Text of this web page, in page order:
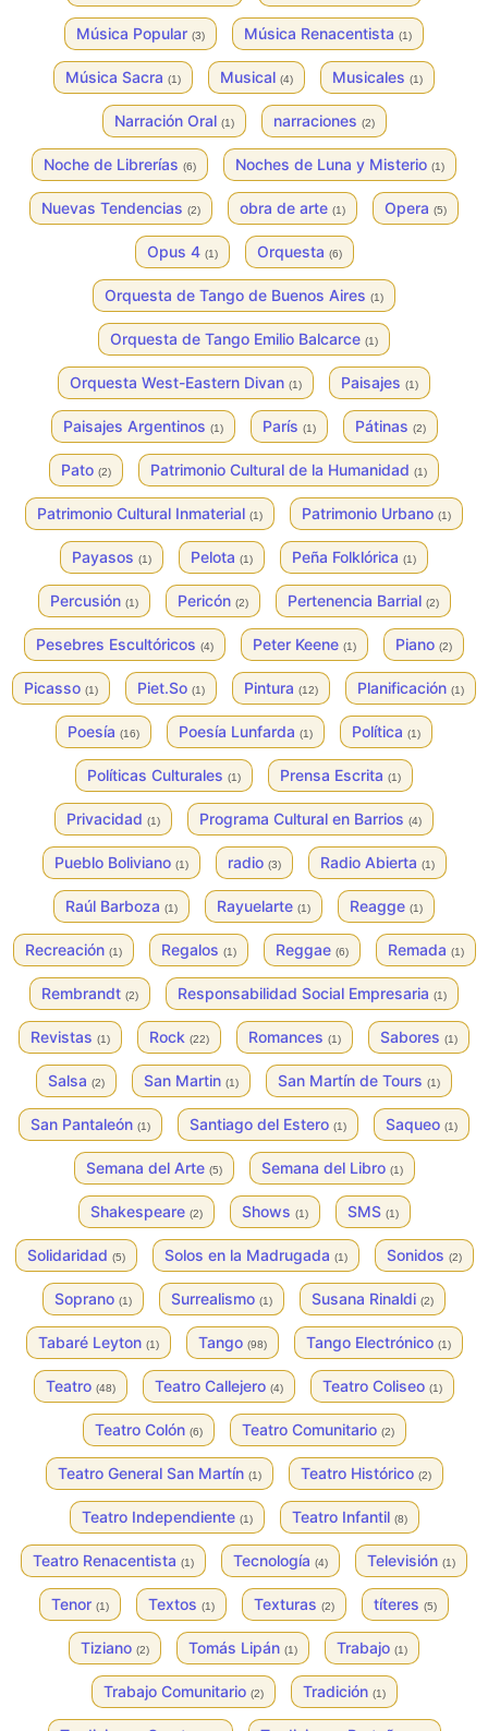
Música Popular (3) Música Renacentista (1)
Música Sacra (1) Musical (4) Musicales (1)
Narración Oral (1) narraciones (2)
Noche de Librerías (6) Noches de Luna y Misterio (1)
Nuevas Tendencias (2) obra de arte (1) Opera (5)
Opus 4 (1) Orquesta (6)
Orquesta de Tango de Buenos Aires (1)
Orquesta de Tango Emilio Balcarce (1)
Orquesta West-Eastern Divan (1) Paisajes (1)
Paisajes Argentinos (1) París (1) Pátinas (2)
Pato (2) Patrimonio Cultural de la Humanidad (1)
Patrimonio Cultural Inmaterial (1) Patrimonio Urbano (1)
Payasos (1) Pelota (1) Peña Folklórica (1)
Percusión (1) Pericón (2) Pertenencia Barrial (2)
Pesebres Escultóricos (4) Peter Keene (1) Piano (2)
Picasso (1) Piet.So (1) Pintura (12) Planificación (1)
Poesía (16) Poesía Lunfarda (1) Política (1)
Políticas Culturales (1) Prensa Escrita (1)
Privacidad (1) Programa Cultural en Barrios (4)
Pueblo Boliviano (1) radio (3) Radio Abierta (1)
Raúl Barboza (1) Rayuelarte (1) Reagge (1)
Recreación (1) Regalos (1) Reggae (6) Remada (1)
Rembrandt (2) Responsabilidad Social Empresaria (1)
Revistas (1) Rock (22) Romances (1) Sabores (1)
Salsa (2) San Martin (1) San Martín de Tours (1)
San Pantaleón (1) Santiago del Estero (1) Saqueo (1)
Semana del Arte (5) Semana del Libro (1)
Shakespeare (2) Shows (1) SMS (1)
Solidaridad (5) Solos en la Madrugada (1) Sonidos (2)
Soprano (1) Surrealismo (1) Susana Rinaldi (2)
Tabaré Leyton (1) Tango (98) Tango Electrónico (1)
Teatro (48) Teatro Callejero (4) Teatro Coliseo (1)
Teatro Colón (6) Teatro Comunitario (2)
Teatro General San Martín (1) Teatro Histórico (2)
Teatro Independiente (1) Teatro Infantil (8)
Teatro Renacentista (1) Tecnología (4) Televisión (1)
Tenor (1) Textos (1) Texturas (2) títeres (5)
Tiziano (2) Tomás Lipán (1) Trabajo (1)
Trabajo Comunitario (2) Tradición (1)